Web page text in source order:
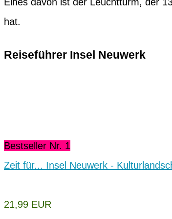
hat.
Reiseführer Insel Neuwerk
Bestseller Nr. 1
Zeit für... Insel Neuwerk -
21,99 EUR